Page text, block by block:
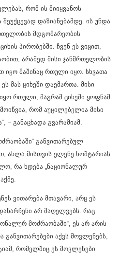
რომ ის მიიყვანოს
დაზიანებამდე. ის უნდა
მდგომარეობის
პირობებში. ჩვენ ეს ვიცით,
არამედ მისი ჯანმრთელობის
იყო მაშინაც რთული იყო. სხვათა
მას ციხეში დაემართა. მისი
რთული, მაგრამ ციხეში ყოფნამ
რომ აუცილებელია მისი
– განაცხადა გვარამიამ.
განვითარებულ
ახლა მისთვის ელენე ხოშტარიას
რა ხდება „ნაციონალურ
ვითარება მთავარი, არც ეს
არ მაღელვებს. რაც
მოძრაობაში“, ეს არ არის
განვითარებები აქვს მოვლენებს,
რომელშიც ეს მოვლენები